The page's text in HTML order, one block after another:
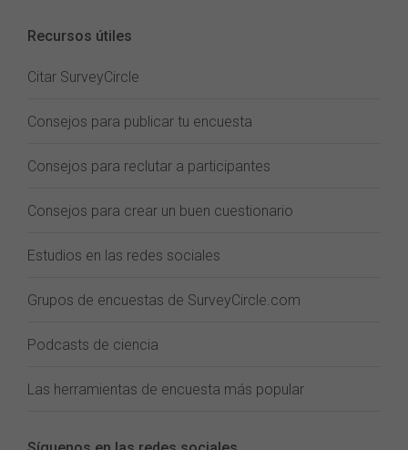
Recursos útiles
Citar SurveyCircle
Consejos para publicar tu encuesta
Consejos para reclutar a participantes
Consejos para crear un buen cuestionario
Estudios en las redes sociales
Grupos de encuestas de SurveyCircle.com
Podcasts de ciencia
Las herramientas de encuesta más popular